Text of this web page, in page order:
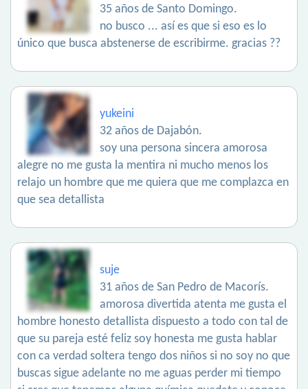
35 años de Santo Domingo.
no busco ... así es que si eso es lo
único que busca abstenerse de escribirme. gracias ??
yukeini
32 años de Dajabón.
soy una persona sincera amorosa
alegre no me gusta la mentira ni mucho menos los
relajo un hombre que me quiera que me complazca en
que sea detallista
suje
31 años de San Pedro de Macorís.
amorosa divertida atenta me gusta el
hombre honesto detallista dispuesto a todo con tal de
que su pareja esté feliz soy honesta me gusta hablar
con ca verdad soltera tengo dos niños si no soy no que
buscas sigue adelante no me aguas perder mi tiempo